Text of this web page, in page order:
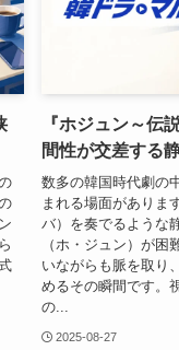
『ホジュン～伝
間性が交差する
数多の韓国時代劇の
まれる場面がありま
バ）を奏でるような
（ホ・ジュン）が困
いながらも脈を取り
めるその瞬間です。
の...
2025-08-27